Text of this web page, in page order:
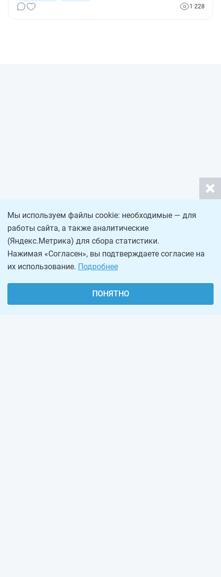
1 228
Мы используем файлы cookie: необходимые — для
работы сайта, а также аналитические
(Яндекс.Метрика) для сбора статистики.
Нажимая «Согласен», вы подтверждаете согласие на
их использование. Подробнее
ПОНЯТНО